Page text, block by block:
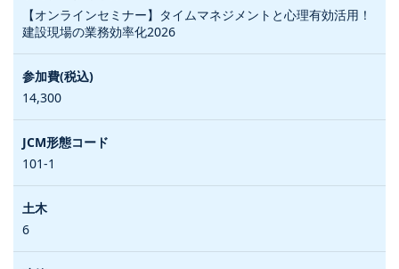
【オンラインセミナー】タイムマネジメントと心理有効活用！
建設現場の業務効率化2026
14,300
101-1
6